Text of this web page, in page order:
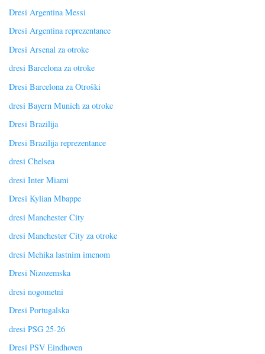
Dresi Argentina Messi
Dresi Argentina reprezentance
Dresi Arsenal za otroke
dresi Barcelona za otroke
Dresi Barcelona za Otroški
dresi Bayern Munich za otroke
Dresi Brazilija
Dresi Brazilija reprezentance
dresi Chelsea
dresi Inter Miami
Dresi Kylian Mbappe
dresi Manchester City
dresi Manchester City za otroke
dresi Mehika lastnim imenom
Dresi Nizozemska
dresi nogometni
Dresi Portugalska
dresi PSG 25-26
Dresi PSV Eindhoven